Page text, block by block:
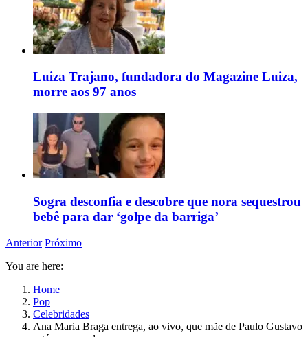
Luiza Trajano, fundadora do Magazine Luiza,
morre aos 97 anos
Sogra desconfia e descobre que nora sequestrou
bebê para dar ‘golpe da barriga’
Anterior Próximo
You are here:
Home
Pop
Celebridades
Ana Maria Braga entrega, ao vivo, que mãe de Paulo Gustavo